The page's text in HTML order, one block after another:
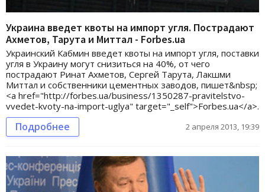
Украина введет квоты на импорт угля. Пострадают
Ахметов, Тарута и Миттал - Forbes.ua
Украинский Кабмин введет квоты на импорт угля, поставки
угля в Украину могут снизиться на 40%, от чего
пострадают Ринат Ахметов, Сергей Тарута, Лакшми
Миттал и собственники цементных заводов, пишет&nbsp;
<a href="http://forbes.ua/business/1350287-pravitelstvo-
vvedet-kvoty-na-import-uglya" target="_self">Forbes.ua</a>.
Подробнее 2 апреля 2013, 19:39